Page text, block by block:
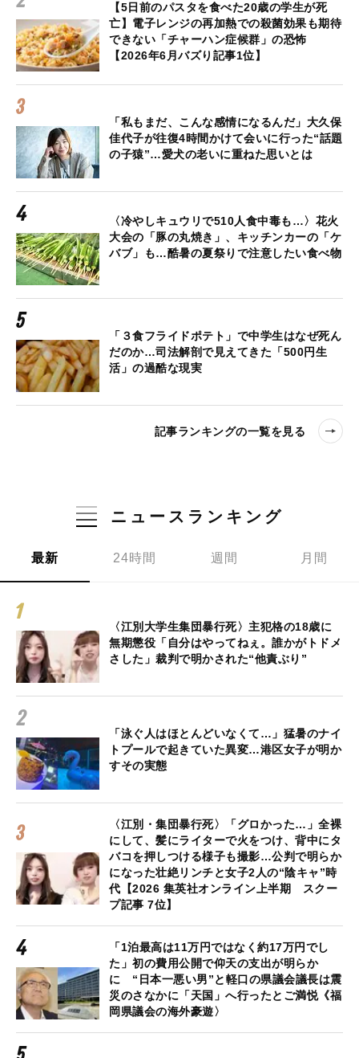
【5日前のパスタを食べた20歳の学生が死
亡】電子レンジの再加熱での殺菌効果も期待
できない「チャーハン症候群」の恐怖
【2026年6月バズり記事1位】
「私もまだ、こんな感情になるんだ」大久保
佳代子が往復4時間かけて会いに行った“話題
の子猿”…愛犬の老いに重ねた思いとは
〈冷やしキュウリで510人食中毒も…〉花火
大会の「豚の丸焼き」、キッチンカーの「ケ
バブ」も…酷暑の夏祭りで注意したい食べ物
「３食フライドポテト」で中学生はなぜ死ん
だのか…司法解剖で見えてきた「500円生
活」の過酷な現実
記事ランキングの一覧を見る
ニュースランキング
最新 24時間 週間 月間
〈江別大学生集団暴行死〉主犯格の18歳に
無期懲役「自分はやってねぇ。誰かがトドメ
さした」裁判で明かされた“他責ぶり”
「泳ぐ人はほとんどいなくて…」猛暑のナイ
トプールで起きていた異変…港区女子が明か
すその実態
〈江別・集団暴行死〉「グロかった…」全裸
にして、髪にライターで火をつけ、背中にタ
バコを押しつける様子も撮影…公判で明らか
になった壮絶リンチと女子2人の“陰キャ”時
代【2026 集英社オンライン上半期 スクー
プ記事 7位】
「1泊最高は11万円ではなく約17万円でし
た」初の費用公開で仰天の支出が明らか
に “日本一悪い男”と軽口の県議会議長は震
災のさなかに「天国」へ行ったとご満悦《福
岡県議会の海外豪遊〉